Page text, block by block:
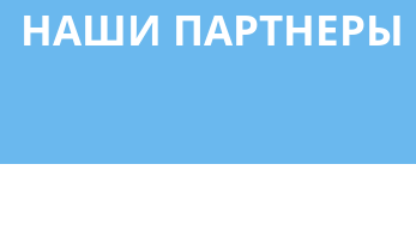
НАШИ ПАРТНЕРЫ